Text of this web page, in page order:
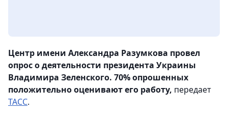
Центр имени Александра Разумкова провел
опрос о деятельности президента Украины
Владимира Зеленского. 70% опрошенных
положительно оценивают его работу, передает
ТАСС.